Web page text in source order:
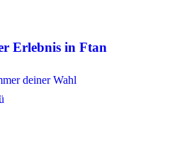
Erlebnis in Ftan
deiner Wahl